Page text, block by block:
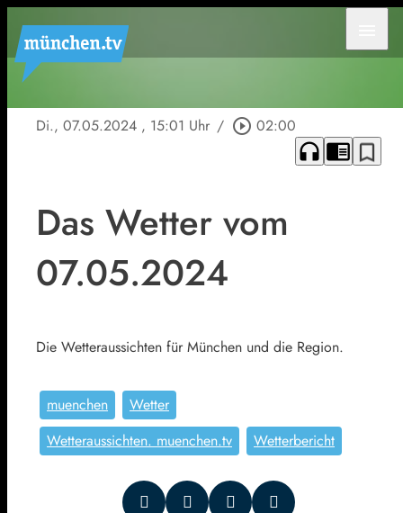
Di., 07.05.2024 , 15:01 Uhr / play_circle_outline 02:00
headphones chrome_reader_mode bookmark_border
Das Wetter vom
07.05.2024
Die Wetteraussichten für München und die Region.
muenchen
Wetter
Wetteraussichten. muenchen.tv
Wetterbericht